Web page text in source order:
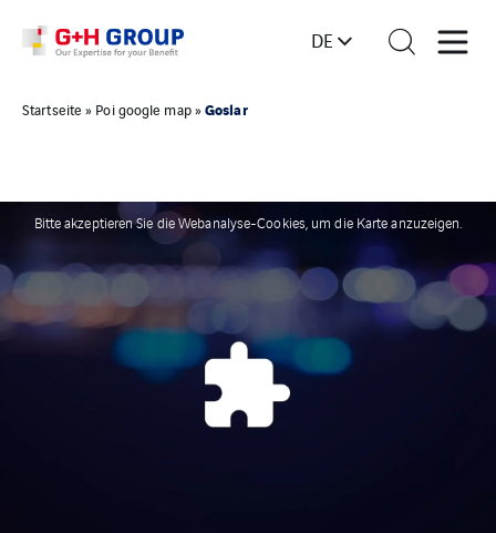
DE
Startseite » Poi google map»Goslar
Bitte akzeptieren Sie die Webanalyse-Cookies, um die Karte anzuzeigen.